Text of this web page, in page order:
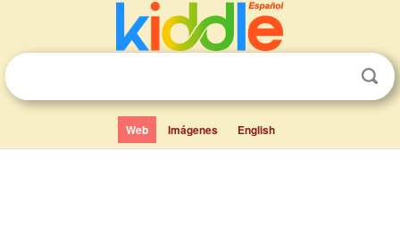
Web Imágenes English